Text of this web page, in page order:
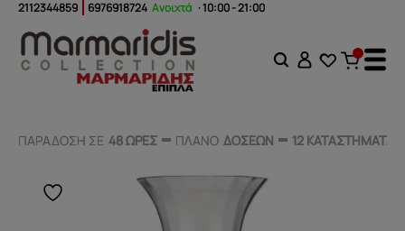
2112344859 6976918724 Ανοιχτά · 10:00 - 21:00
ΠΑΡΑΔΟΣΗ ΣΕ 48 ΩΡΕΣ ΠΛΑΝΟ ΔΟΣΕΩΝ 12 ΚΑΤΑΣΤΗΜΑΤΑ
ΠΑΡΑΔΟΣΗ ΣΕ 48 ΩΡΕΣ ΠΛΑΝΟ ΔΟΣΕΩΝ 12 ΚΑΤΑΣΤΗΜΑΤΑ